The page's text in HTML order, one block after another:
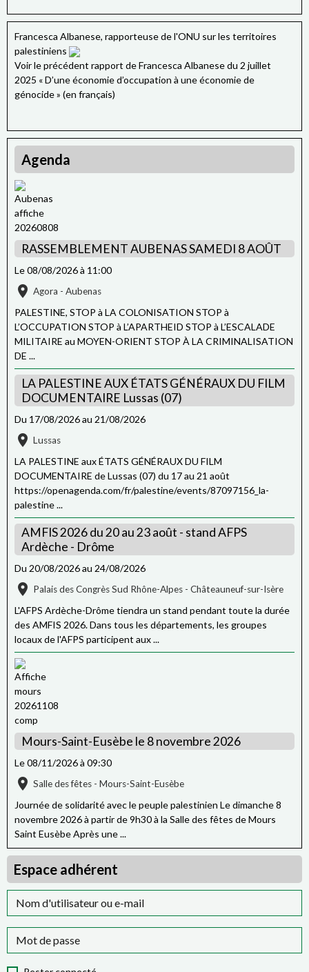
Francesca Albanese, rapporteuse de l'ONU sur les territoires
palestiniens
Voir le précédent rapport de Francesca Albanese du 2 juillet
2025 « D’une économie d’occupation à une économie de
génocide » (en français)
Agenda
RASSEMBLEMENT AUBENAS SAMEDI 8 AOÛT
Le 08/08/2026à 11:00
Agora - Aubenas
PALESTINE, STOP à LA COLONISATION STOP à
L’OCCUPATION STOP à L’APARTHEID STOP à L’ESCALADE
MILITAIRE au MOYEN-ORIENT STOP À LA CRIMINALISATION
DE ...
LA PALESTINE AUX ÉTATS GÉNÉRAUX DU FILM
DOCUMENTAIRE Lussas (07)
Du 17/08/2026au 21/08/2026
Lussas
LA PALESTINE aux ÉTATS GÉNÉRAUX DU FILM
DOCUMENTAIRE de Lussas (07) du 17 au 21 août
https://openagenda.com/fr/palestine/events/87097156_la-
palestine ...
AMFIS 2026 du 20 au 23 août - stand AFPS
Ardèche - Drôme
Du 20/08/2026au 24/08/2026
Palais des Congrès Sud Rhône-Alpes - Châteauneuf-sur-Isère
L'AFPS Ardèche-Drôme tiendra un stand pendant toute la durée
des AMFIS 2026. Dans tous les départements, les groupes
locaux de l'AFPS participent aux ...
Mours-Saint-Eusèbe le 8 novembre 2026
Le 08/11/2026à 09:30
Salle des fêtes - Mours-Saint-Eusèbe
Journée de solidarité avec le peuple palestinien Le dimanche 8
novembre 2026 à partir de 9h30 à la Salle des fêtes de Mours
Saint Eusèbe Après une ...
Espace adhérent